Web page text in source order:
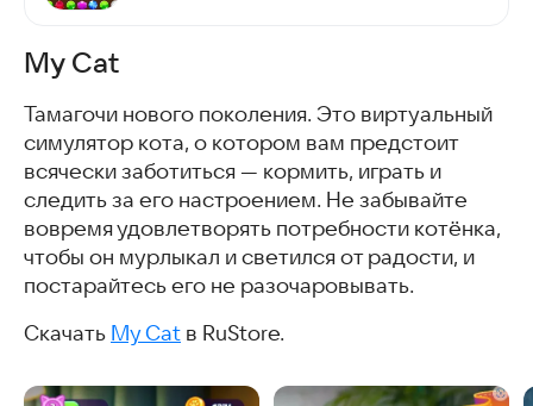
My Cat
Тамагочи нового поколения. Это виртуальный
симулятор кота, о котором вам предстоит
всячески заботиться — кормить, играть и
следить за его настроением. Не забывайте
вовремя удовлетворять потребности котёнка,
чтобы он мурлыкал и светился от радости, и
постарайтесь его не разочаровывать.
Скачать My Cat в RuStore.